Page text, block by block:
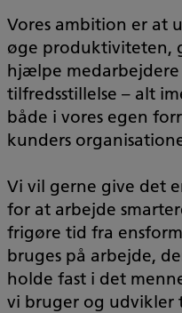
Vores ambition er at
øge produktiviteten,
hjælpe
tilfredsstillelse – alt
både i vores egen
kunders
Vi vil gerne give det
for at arbejde
frigøre tid fra
bruges på arbejde,
holde fast i det
vi bruger og udvikler